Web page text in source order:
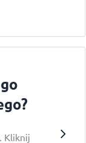
Kliknij